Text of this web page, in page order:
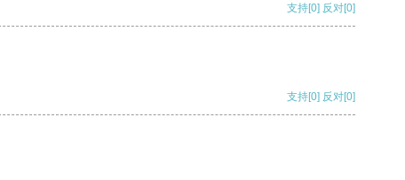
支持[0] 反对[0]
支持[0] 反对[0]